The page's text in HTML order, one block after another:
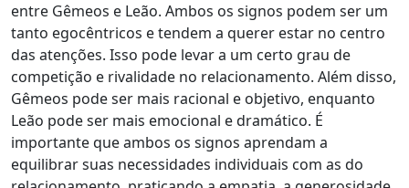
entre Gêmeos e Leão. Ambos os signos podem ser um
tanto egocêntricos e tendem a querer estar no centro
das atenções. Isso pode levar a um certo grau de
competição e rivalidade no relacionamento. Além disso,
Gêmeos pode ser mais racional e objetivo, enquanto
Leão pode ser mais emocional e dramático. É
importante que ambos os signos aprendam a
equilibrar suas necessidades individuais com as do